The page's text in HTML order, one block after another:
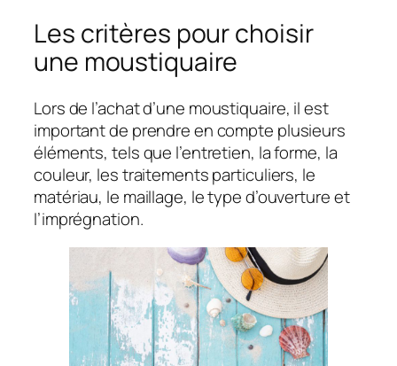
Les critères pour choisir
une moustiquaire
Lors de l’achat d’une moustiquaire, il est
important de prendre en compte plusieurs
éléments, tels que l’entretien, la forme, la
couleur, les traitements particuliers, le
matériau, le maillage, le type d’ouverture et
l’imprégnation.